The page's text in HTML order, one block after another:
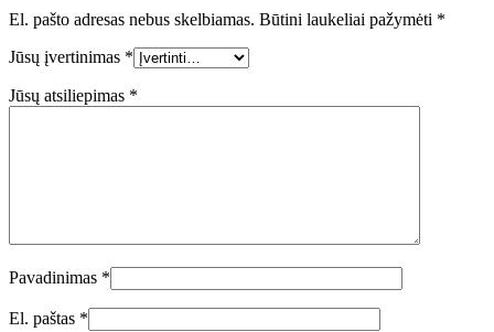
El. pašto adresas nebus skelbiamas. Būtini laukeliai pažymėti *
Jūsų įvertinimas *
Jūsų atsiliepimas *
Pavadinimas *
El. paštas *